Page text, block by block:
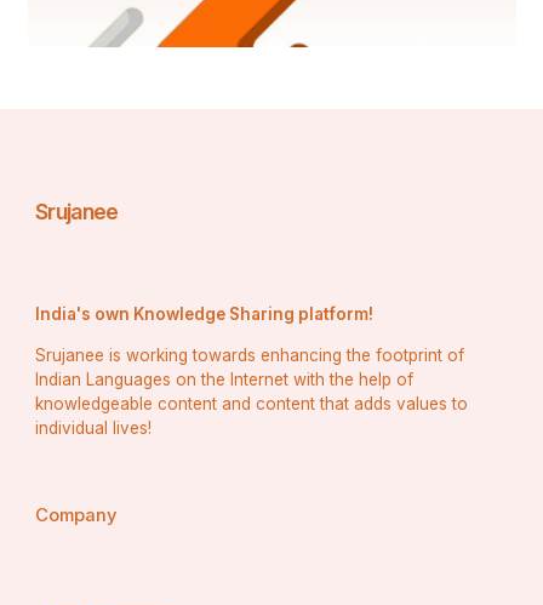
Srujanee
India's own Knowledge Sharing platform!
Srujanee is working towards enhancing the footprint of
Indian Languages on the Internet with the help of
knowledgeable content and content that adds values to
individual lives!
Company